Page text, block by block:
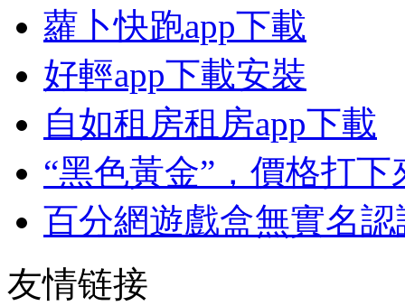
蘿卜快跑app下載
好輕app下載安裝
自如租房租房app下載
“黑色黃金”，價格打下
百分網遊戲盒無實名
友情链接